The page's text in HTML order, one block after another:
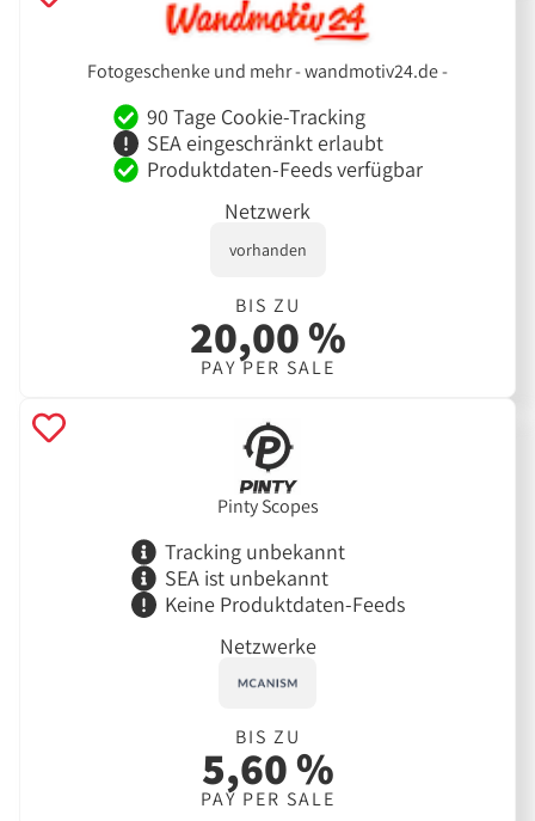
Fotogeschenke und mehr - wandmotiv24.de -
90 Tage Cookie-Tracking
SEA eingeschränkt erlaubt
Produktdaten-Feeds verfügbar
Netzwerk
vorhanden
BIS ZU
20,00 %
PAY PER SALE
Pinty Scopes
Tracking unbekannt
SEA ist unbekannt
Keine Produktdaten-Feeds
Netzwerke
BIS ZU
5,60 %
PAY PER SALE